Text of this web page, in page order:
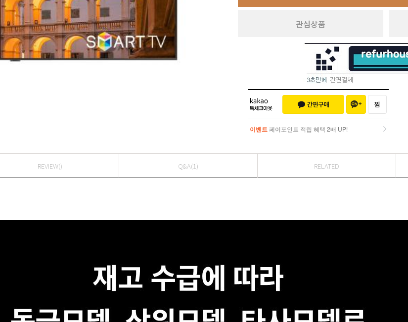
관심상품
이벤트 페이포인트 적립 혜택 2배 UP!
REVIEW() Q&A(1) RELATED